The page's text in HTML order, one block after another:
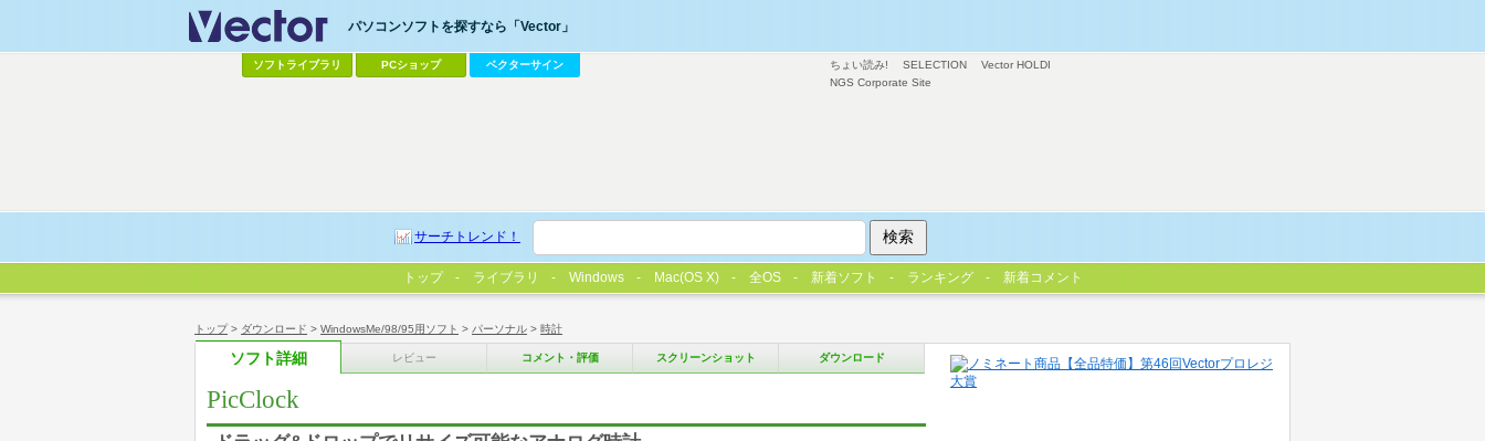
トップ> ダウンロード > WindowsMe/98/95用ソフト > パーソナル > 時計
ソフト詳細 レビュー コメント・評価 スクリーンショット ダウンロード
PicClock
ちょい読み! SELECTION
Vector HOLDI
NGS Corporate Site
パソコンソフトを探すなら「Vector」
ソフトライブラリ PCショップ ベクターサイン
サーチトレンド！
トップ ライブラリ Windows Mac(OS X) 全OS 新着ソフト ランキング 新着コメント